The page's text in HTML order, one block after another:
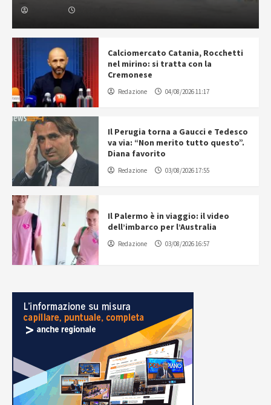
Calciomercato Catania, Rocchetti
nel mirino: si tratta con la
Cremonese
Redazione 04/08/2026 11:17
Il Perugia torna a Gaucci e Tedesco
va via: “Non merito tutto questo”.
Diana favorito
Redazione 03/08/2026 17:55
Il Palermo è in viaggio: il video
dell’imbarco per l’Australia
Redazione 03/08/2026 16:57